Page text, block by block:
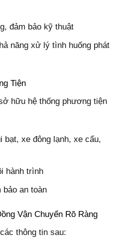
đảm bảo kỹ thuật
năng xử lý tình huống phát
Tiện
hữu hệ thống phương tiện
bạt, xe đông lạnh, xe cẩu,
hành trình
an toàn
Vận Chuyển Rõ Ràng
thông tin sau: